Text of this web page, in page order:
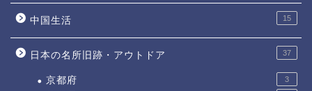
中国生活 15
日本の名所旧跡・アウトドア 37
京都府 3